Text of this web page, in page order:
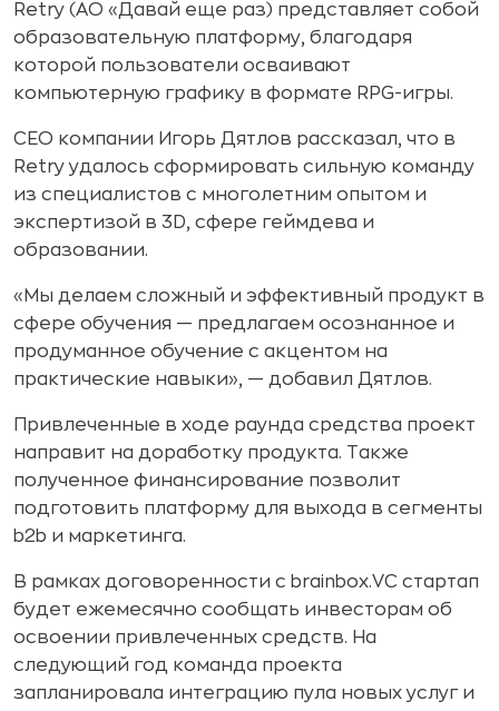
Retry (АО «Давай еще раз) представляет собой
образовательную платформу, благодаря
которой пользователи осваивают
компьютерную графику в формате RPG-игры.
CEO компании Игорь Дятлов рассказал, что в
Retry удалось сформировать сильную команду
из специалистов с многолетним опытом и
экспертизой в 3D, сфере геймдева и
образовании.
«Мы делаем сложный и эффективный продукт в
сфере обучения — предлагаем осознанное и
продуманное обучение с акцентом на
практические навыки», — добавил Дятлов.
Привлеченные в ходе раунда средства проект
направит на доработку продукта. Также
полученное финансирование позволит
подготовить платформу для выхода в сегменты
b2b и маркетинга.
В рамках договоренности с brainbox.VC стартап
будет ежемесячно сообщать инвесторам об
освоении привлеченных средств. На
следующий год команда проекта
запланировала интеграцию пула новых услуг и